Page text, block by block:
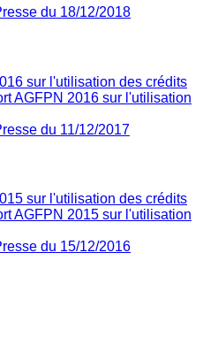
du 18/12/2018
sur l'utilisation des crédits
AGFPN 2016 sur l'utilisation
du 11/12/2017
sur l'utilisation des crédits
AGFPN 2015 sur l'utilisation
du 15/12/2016